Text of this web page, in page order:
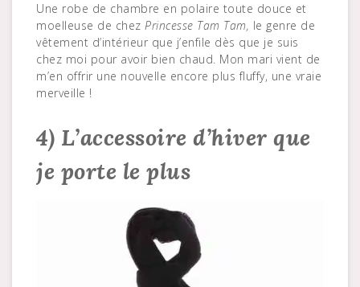
Une robe de chambre en polaire toute douce et
moelleuse de chez Princesse Tam Tam, le genre de
vêtement d’intérieur que j’enfile dès que je suis
chez moi pour avoir bien chaud. Mon mari vient de
m’en offrir une nouvelle encore plus fluffy, une vraie
merveille !
4) L’accessoire d’hiver que
je porte le plus